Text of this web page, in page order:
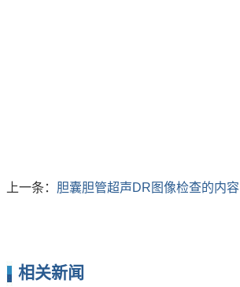
上一条： 胆囊胆管超声DR图像检查的内容
相关新闻